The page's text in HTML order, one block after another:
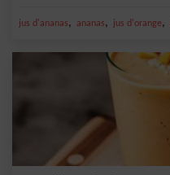
jus d'ananas, ananas, jus d'orange,